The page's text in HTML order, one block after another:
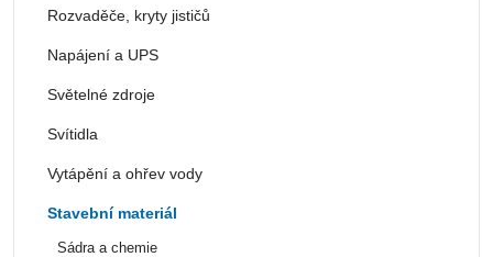
Rozvaděče, kryty jističů
Napájení a UPS
Světelné zdroje
Svítidla
Vytápění a ohřev vody
Stavební materiál
Sádra a chemie